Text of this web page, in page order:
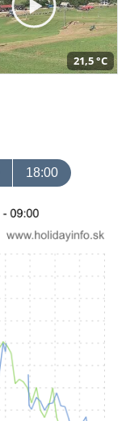
21,5 °C
18:00